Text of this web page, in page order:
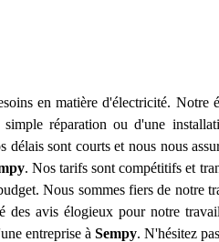
en matière d'électricité. Notre
réparation ou d'une
sont courts et nous nous
. Nos tarifs sont compétitifs et
Nous sommes fiers de notre
des avis élogieux pour notre
entreprise àSempy. N'hésitez